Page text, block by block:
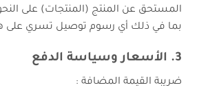
المستحق عن المنتج (المنتجات) على
بما في ذلك أي رسوم توصيل تسري على
3. الأسعار وسياسة الدفع
ضريبة القيمة المضافة :